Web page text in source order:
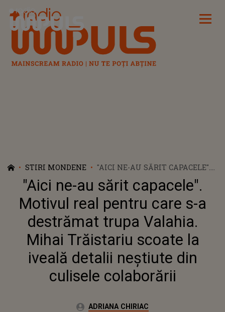
Radio Impuls
STIRI MONDENE
"AICI NE-AU SĂRIT CAPACELE".
MOTIVUL REAL PENTRU CARE
S-A DESTRĂMAT TRUPA
VALAHIA. MIHAI TRĂISTARIU
SCOATE LA IVEALĂ DETALII
NEȘTIUTE DIN CULISELE
COLABORĂRII
"Aici ne-au sărit capacele".
Motivul real pentru care s-a
destrămat trupa Valahia.
Mihai Trăistariu scoate la
iveală detalii neștiute din
culisele colaborării
Autor:ADRIANA CHIRIAC